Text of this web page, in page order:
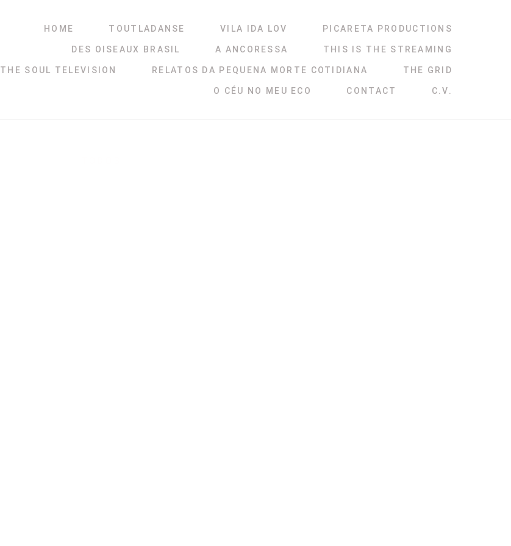
HOME TOUTLADANSE VILA IDA LOV PICARETA PRODUCTIONS
DES OISEAUX BRASIL A ANCORESSA THIS IS THE STREAMING
THE SOUL TELEVISION RELATOS DA PEQUENA MORTE COTIDIANA THE GRID
O CÉU NO MEU ECO CONTACT C.V.